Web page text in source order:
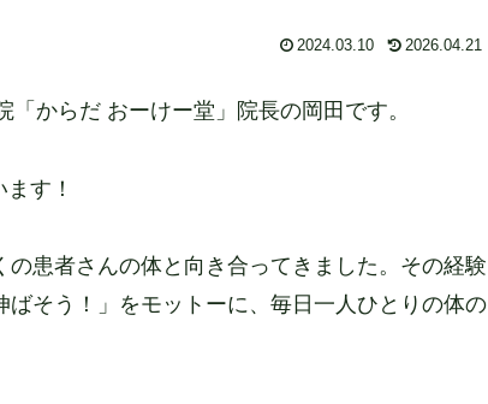
2024.03.10 2026.04.21
からだ おーけー堂」院長の岡田です。
す！
患者さんの体と向き合ってきました。その経験
そう！」をモットーに、毎日一人ひとりの体の